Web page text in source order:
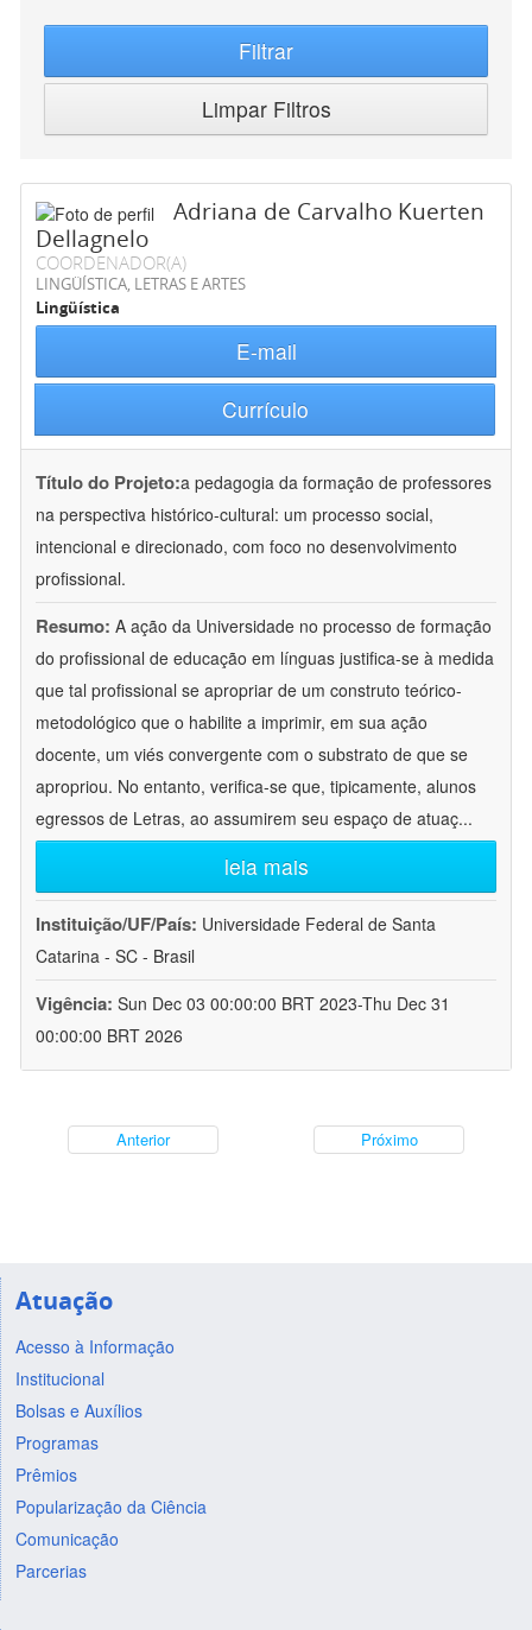
Filtrar
Limpar Filtros
Adriana de Carvalho Kuerten
Dellagnelo
COORDENADOR(A)
LINGÜÍSTICA, LETRAS E ARTES
Lingüística
E-mail
Currículo
Título do Projeto:a pedagogia da formação de professores
na perspectiva histórico-cultural: um processo social,
intencional e direcionado, com foco no desenvolvimento
profissional.
Resumo: A ação da Universidade no processo de formação
do profissional de educação em línguas justifica-se à medida
que tal profissional se apropriar de um construto teórico-
metodológico que o habilite a imprimir, em sua ação
docente, um viés convergente com o substrato de que se
apropriou. No entanto, verifica-se que, tipicamente, alunos
egressos de Letras, ao assumirem seu espaço de atuaç...
leia mais
Instituição/UF/País: Universidade Federal de Santa
Catarina - SC - Brasil
Vigência: Sun Dec 03 00:00:00 BRT 2023-Thu Dec 31
00:00:00 BRT 2026
Anterior Próximo
Atuação
Acesso à Informação
Institucional
Bolsas e Auxílios
Programas
Prêmios
Popularização da Ciência
Comunicação
Parcerias